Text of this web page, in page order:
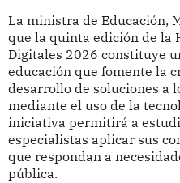
La ministra de Educación,
que la quinta edición de la
Digitales 2026 constituye
educación que fomente la
desarrollo de soluciones a
mediante el uso de la
iniciativa permitirá a
especialistas aplicar sus
que respondan a
pública.